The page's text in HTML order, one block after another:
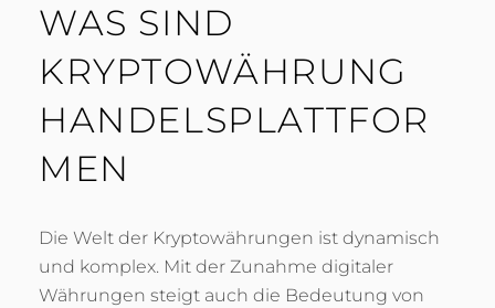
WAS SIND
KRYPTOWÄHRUNG
HANDELSPLATTFOR
MEN
Die Welt der Kryptowährungen ist dynamisch
und komplex. Mit der Zunahme digitaler
Währungen steigt auch die Bedeutung von